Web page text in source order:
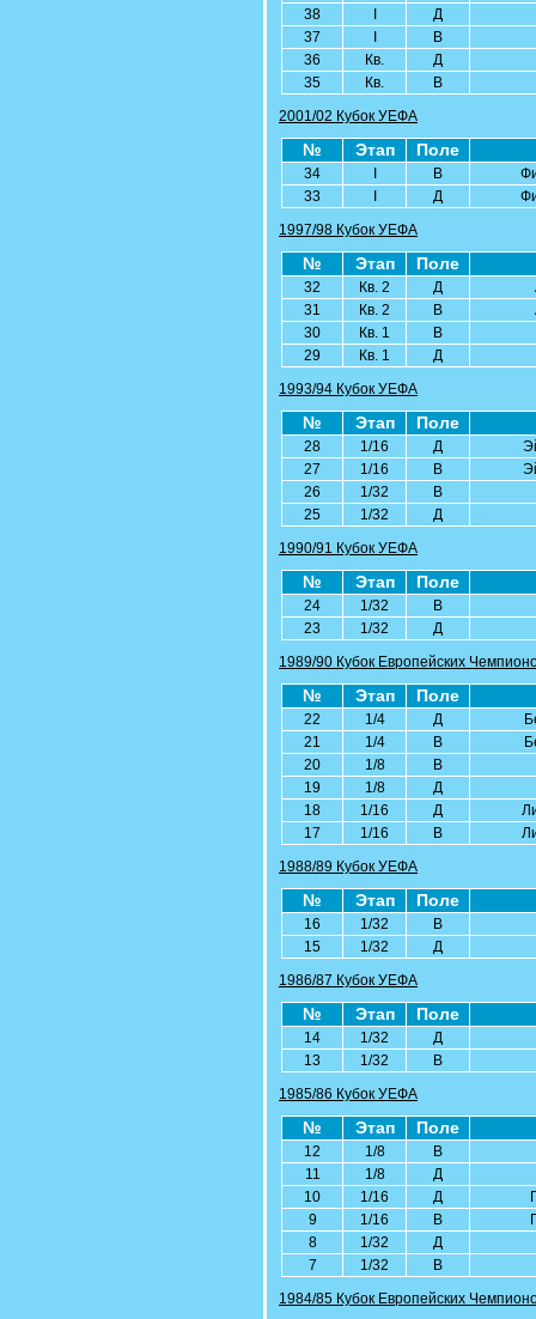
38
Д
37
В
36
Кв.
Д
35
Кв.
В
2001/02 Кубок УЕФА
№ Этап Поле
34 В
33
Д
1997/98 Кубок УЕФА
№ Этап Поле
32 Кв. 2 Д
31
Кв. 2 В
30
Кв. 1
В
29
Кв. 1
Д
1993/94 Кубок УЕФА
№ Этап Поле
28 1/16 Д
27
1/16 В
26
1/32
В
25
1/32
Д
1990/91 Кубок УЕФА
№ Этап Поле
24 1/32
В
23
1/32
Д
1989/90 Кубок Европейских
№ Этап Поле
22 1/4 Д
21
1/4 В
20
1/8
В
19
1/8
Д
18
1/16 Д
17
1/16 В
1988/89 Кубок УЕФА
№ Этап Поле
16 1/32
В
15
1/32
Д
1986/87 Кубок УЕФА
№ Этап Поле
14 1/32
Д
13
1/32
В
1985/86 Кубок УЕФА
№ Этап Поле
12 1/8
В
11
1/8
Д
10
1/16 Д
9
1/16 В
8
1/32
Д
7
1/32
В
1984/85 Кубок Европейских